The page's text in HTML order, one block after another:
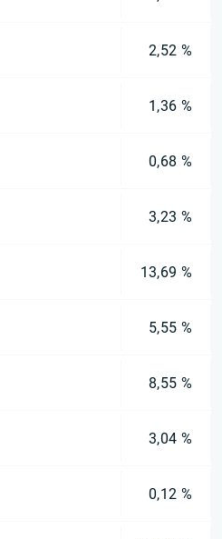
2,52 %
1,36 %
0,68 %
3,23 %
13,69 %
5,55 %
8,55 %
3,04 %
0,12 %